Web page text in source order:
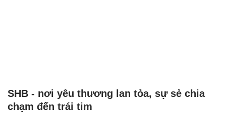
SHB - nơi yêu thương lan tỏa, sự sẻ chia
chạm đến trái tim